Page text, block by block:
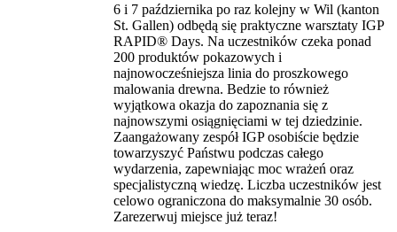
6 i 7 października po raz kolejny w Wil (kanton
St. Gallen) odbędą się praktyczne warsztaty IGP
RAPID® Days. Na uczestników czeka ponad
200 produktów pokazowych i
najnowocześniejsza linia do proszkowego
malowania drewna. Bedzie to również
wyjątkowa okazja do zapoznania się z
najnowszymi osiągnięciami w tej dziedzinie.
Zaangażowany zespół IGP osobiście będzie
towarzyszyć Państwu podczas całego
wydarzenia, zapewniając moc wrażeń oraz
specjalistyczną wiedzę. Liczba uczestników jest
celowo ograniczona do maksymalnie 30 osób.
Zarezerwuj miejsce już teraz!